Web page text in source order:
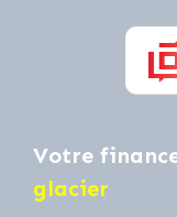
Votre
glacier